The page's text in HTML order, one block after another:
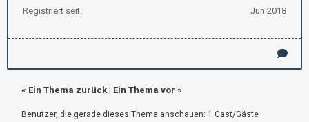
Registriert seit: Jun 2018
« Ein Thema zurück | Ein Thema vor »
Benutzer, die gerade dieses Thema anschauen: 1 Gast/Gäste